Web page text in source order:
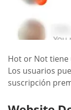
Hot or Not tiene
Los usuarios
suscripción